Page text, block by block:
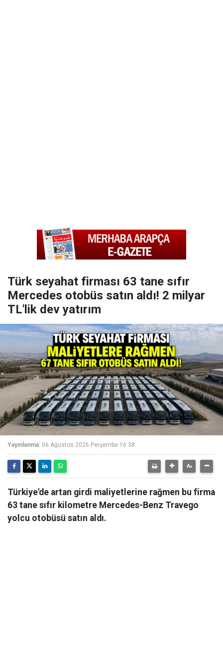
Türk seyahat firması 63 tane sıfır
Mercedes otobüs satın aldı! 2 milyar
TL'lik dev yatırım
Yayınlanma: 06 Ağustos 2026 Perşembe 16:38
Türkiye'de artan girdi maliyetlerine rağmen bu firma
63 tane sıfır kilometre Mercedes-Benz Travego
yolcu otobüsü satın aldı.